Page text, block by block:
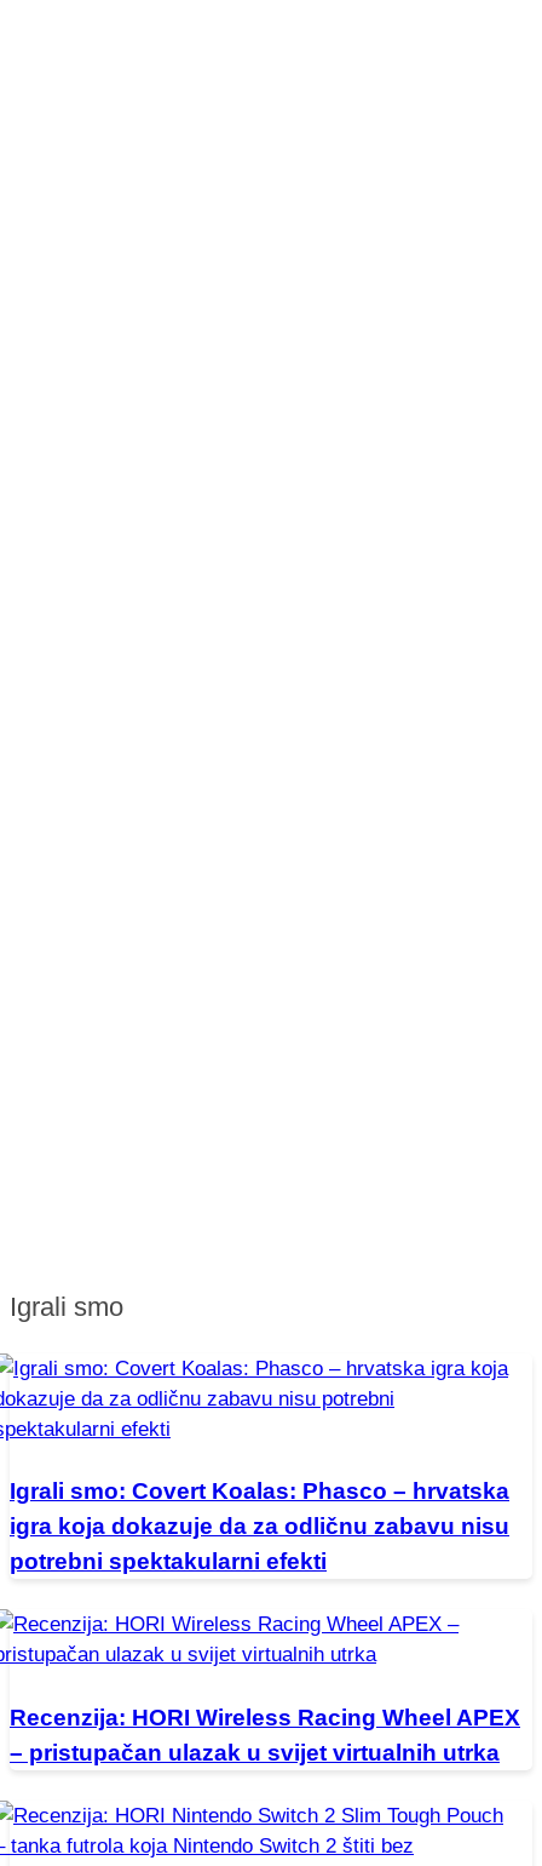
Igrali smo
Igrali smo: Covert Koalas: Phasco – hrvatska
igra koja dokazuje da za odličnu zabavu nisu
potrebni spektakularni efekti
Recenzija: HORI Wireless Racing Wheel APEX
– pristupačan ulazak u svijet virtualnih utrka